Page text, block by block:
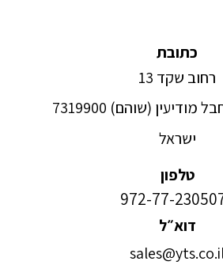
כתובת
רחוב שקד 13
(שוהם) 7319900
ישראל
טלפון
972-77-
דוא״ל